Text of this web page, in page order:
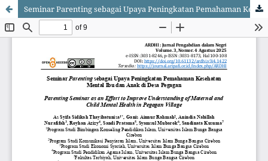
Seminar Parenting sebagai Upaya Peningkatan Pemahaman Kesehatan Mental Ibu dan Anak di Desa Pegagan